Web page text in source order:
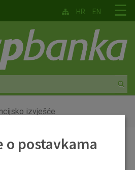
☰
HR EN
izvješće
financijsko
postavkama